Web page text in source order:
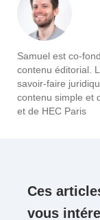
Samuel est co-
contenu éditorial.
savoir-faire
contenu simple et
et de HEC Paris
Ces
vous